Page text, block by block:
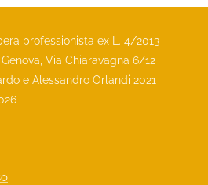
professionista ex L. 4/2013
Via Chiaravagna 6/12
e Alessandro Orlandi 2021